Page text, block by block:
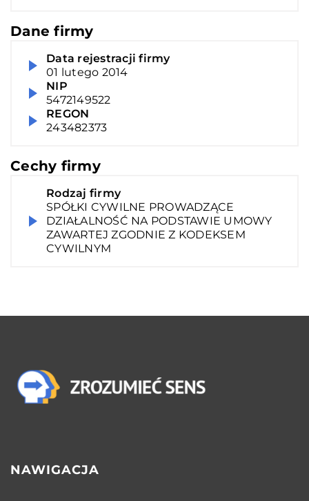
Dane firmy
Data rejestracji firmy
01 lutego 2014
NIP
5472149522
REGON
243482373
Cechy firmy
Rodzaj firmy
SPÓŁKI CYWILNE PROWADZĄCE
DZIAŁALNOŚĆ NA PODSTAWIE UMOWY
ZAWARTEJ ZGODNIE Z KODEKSEM
CYWILNYM
NAWIGACJA